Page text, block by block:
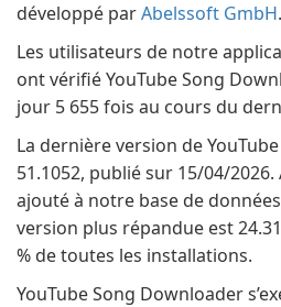
développé parAbelssoft GmbH.
Les utilisateurs de notre
ont vérifié YouTube Song
jour 5 655 fois au cours du
La dernière version de
51.1052, publié sur 15/04/
ajouté à notre base de
version plus répandue est
% de toutes les installations.
YouTube Song Downloader